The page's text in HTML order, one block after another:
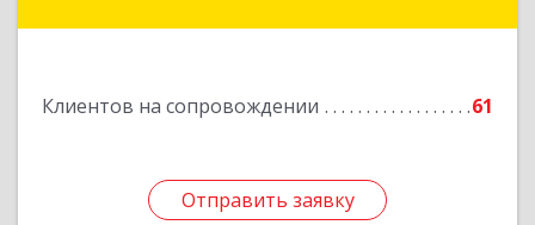
Клиентов на сопровождении 61
Отправить заявку
Отправить заявку